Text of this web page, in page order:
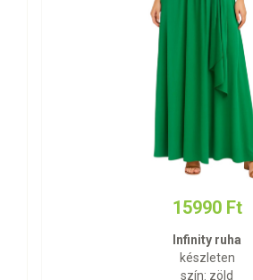
15990 Ft
Infinity ruha
készleten
szín: zöld